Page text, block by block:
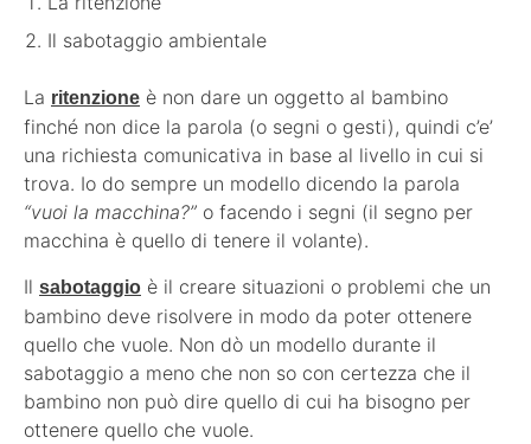
Il sabotaggio ambientale
La ritenzione è non dare un oggetto al bambino
finché non dice la parola (o segni o gesti), quindi c’e’
una richiesta comunicativa in base al livello in cui si
trova. Io do sempre un modello dicendo la parola
“vuoi la macchina?” o facendo i segni (il segno per
macchina è quello di tenere il volante).
Il sabotaggio è il creare situazioni o problemi che un
bambino deve risolvere in modo da poter ottenere
quello che vuole. Non dò un modello durante il
sabotaggio a meno che non so con certezza che il
bambino non può dire quello di cui ha bisogno per
ottenere quello che vuole.